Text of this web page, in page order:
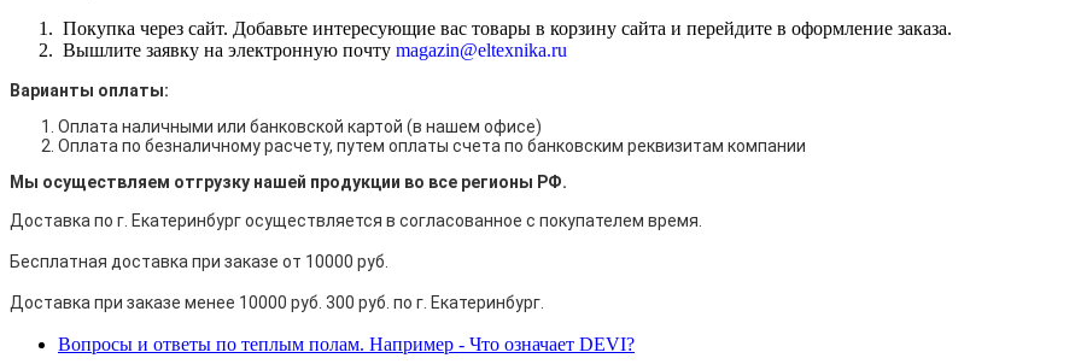
Покупка через сайт. Добавьте интересующие вас товары в корзину сайта и перейдите в оформление заказа.
Вышлите заявку на электронную почту magazin@eltexnika.ru
Варианты оплаты:
Оплата наличными или банковской картой (в нашем офисе)
Оплата по безналичному расчету, путем оплаты счета по банковским реквизитам компании
Мы осуществляем отгрузку нашей продукции во все регионы РФ.
Доставка по г. Екатеринбург осуществляется в согласованное с покупателем время.
Бесплатная доставка при заказе от 10000 руб.
Доставка при заказе менее 10000 руб. 300 руб. по г. Екатеринбург.
Вопросы и ответы по теплым полам. Например - Что означает DEVI?